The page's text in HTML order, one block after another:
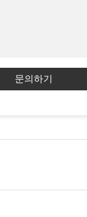
문의하기